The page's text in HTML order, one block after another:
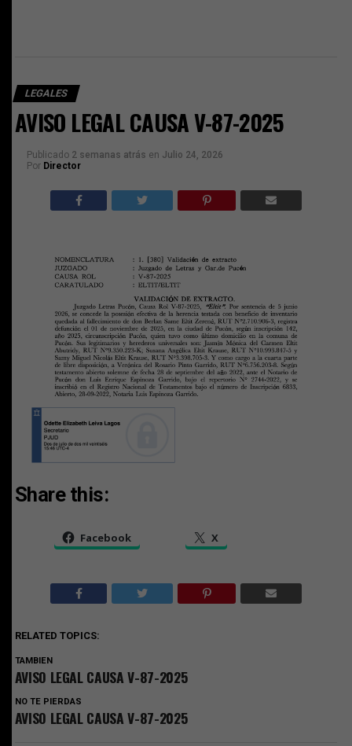
LEGALES
AVISO LEGAL CAUSA V-87-2025
Publicado 2 semanas atrás en Julio 24, 2026
Por Director
Share this:
Facebook X
RELATED TOPICS:
TAMBIEN
AVISO LEGAL CAUSA V-87-2025
NO TE PIERDAS
AVISO LEGAL CAUSA V-87-2025